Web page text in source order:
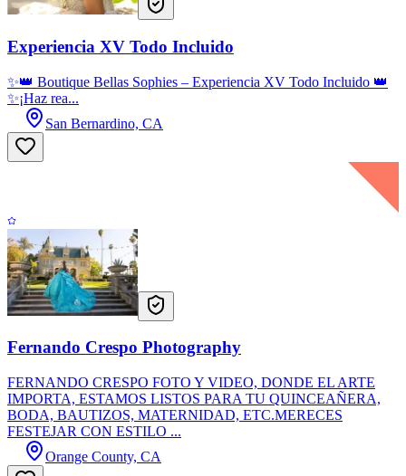
Experiencia XV Todo Incluido
✨👑 Boutique Bellas Sophies – Experiencia XV Todo Incluido 👑
✨¡Haz rea...
San Bernardino, CA
Fernando Crespo Photography
FERNANDO CRESPO FOTO Y VIDEO, DONDE EL ARTE
IMPORTA, ESTAMOS LISTOS PARA TU QUINCEAÑERA,
BODA, BAUTIZOS, MATERNIDAD, ETC.MERECES
FESTEJAR CON ESTILO ...
Orange County, CA